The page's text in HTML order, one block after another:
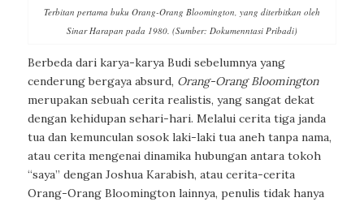
Terbitan pertama buku Orang-Orang Bloomington, yang diterbitkan oleh
Sinar Harapan pada 1980. (Sumber: Dokumenntasi Pribadi)
Berbeda dari karya-karya Budi sebelumnya yang
cenderung bergaya absurd, Orang-Orang Bloomington
merupakan sebuah cerita realistis, yang sangat dekat
dengan kehidupan sehari-hari. Melalui cerita tiga janda
tua dan kemunculan sosok laki-laki tua aneh tanpa nama,
atau cerita mengenai dinamika hubungan antara tokoh
“saya” dengan Joshua Karabish, atau cerita-cerita
Orang-Orang Bloomington lainnya, penulis tidak hanya